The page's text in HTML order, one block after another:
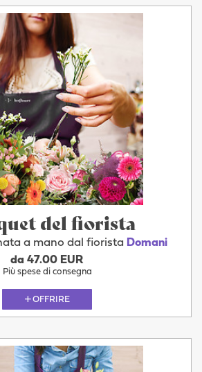
del fiorista
a mano dal fiorista Domani
da 47.00 EUR
Più spese di consegna
OFFRIRE